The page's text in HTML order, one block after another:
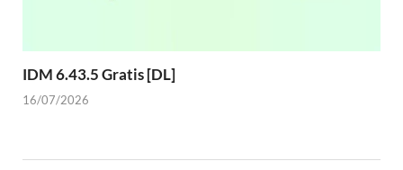
IDM 6.43.5 Gratis [DL]
16/07/2026